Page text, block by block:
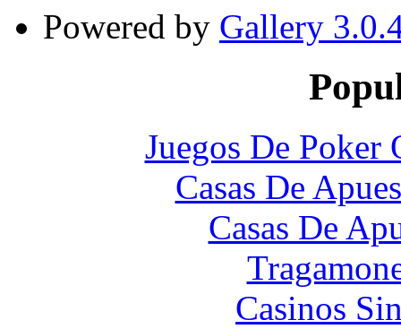
Powered by Gallery
Juegos De
Casas De
Casas De
Casinos